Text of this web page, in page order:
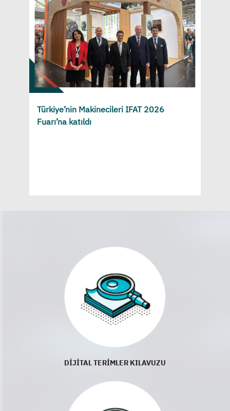
Türkiye’nin Makinecileri IFAT 2026
Fuarı’na katıldı
DİJİTAL TERİMLER KILAVUZU